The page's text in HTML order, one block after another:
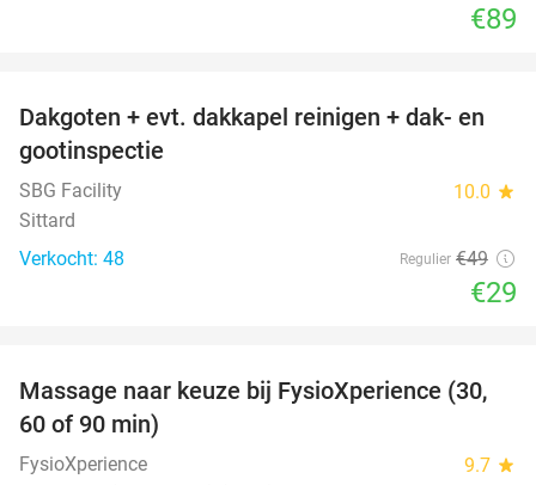
€89
41%
Dakgoten + evt. dakkapel reinigen + dak- en
gootinspectie
SBG Facility 10.0 star
Sittard
Verkocht: 48
Regulier €49
€29
44%
Massage naar keuze bij FysioXperience (30,
60 of 90 min)
FysioXperience 9.7 star